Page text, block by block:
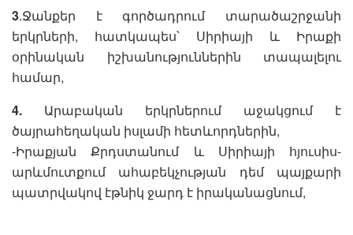
3.Ջանքեր է գործադրում տարածաշրջանի
երկրների, հատկապես՝ Սիրիայի և Իրաքի
օրինական իշխանություններին տապալելու
համար,
4. Արաբական երկրներում աջակցում է
ծայրահեղական իսլամի հետևորդներին,
-Իրաքյան Քրդստանում և Սիրիայի հյուսիս-
արևմուտքում ահաբեկչության դեմ պայքարի
պատրվակով էթնիկ ջարդ է իրականացնում,